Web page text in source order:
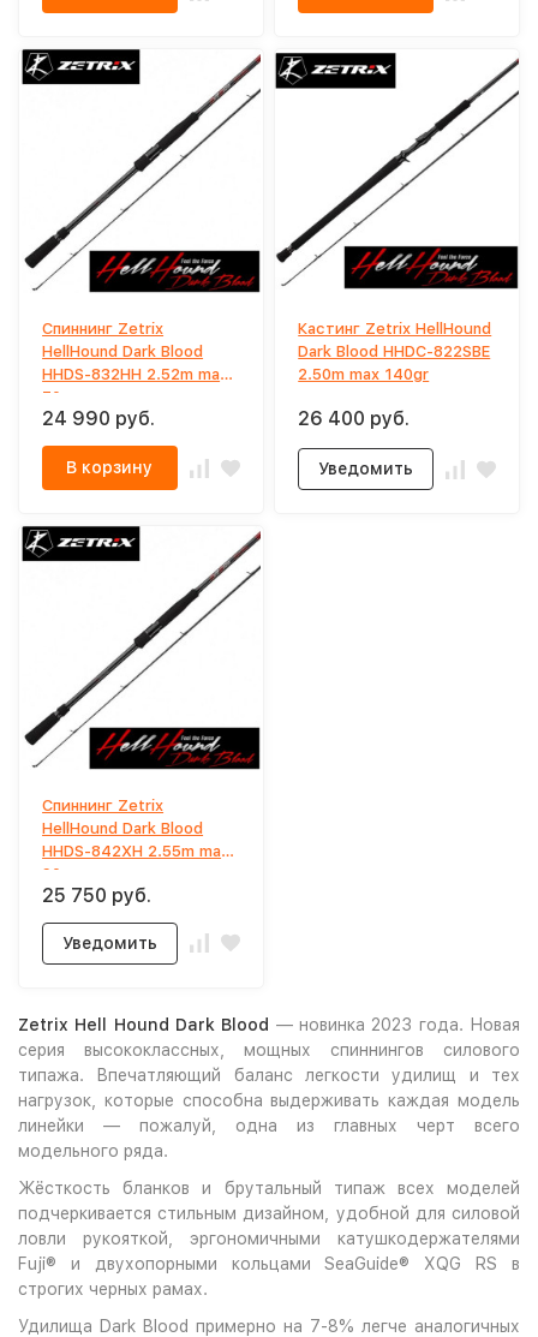
Спиннинг Zetrix
HellHound Dark Blood
HHDS-832HH 2.52m max
70gr
24 990 руб.
В корзину
Кастинг Zetrix HellHound
Dark Blood HHDC-822SBE
2.50m max 140gr
26 400 руб.
Уведомить
Спиннинг Zetrix
HellHound Dark Blood
HHDS-842XH 2.55m max
90gr
25 750 руб.
Уведомить
Zetrix Hell Hound Dark Blood — новинка 2023 года. Новая
серия высококлассных, мощных спиннингов силового
типажа. Впечатляющий баланс легкости удилищ и тех
нагрузок, которые способна выдерживать каждая модель
линейки — пожалуй, одна из главных черт всего
модельного ряда.
Жёсткость бланков и брутальный типаж всех моделей
подчеркивается стильным дизайном, удобной для силовой
ловли рукояткой, эргономичными катушкодержателями
Fuji® и двухопорными кольцами SeaGuide® XQG RS в
строгих черных рамах.
Удилища Dark Blood примерно на 7-8% легче аналогичных